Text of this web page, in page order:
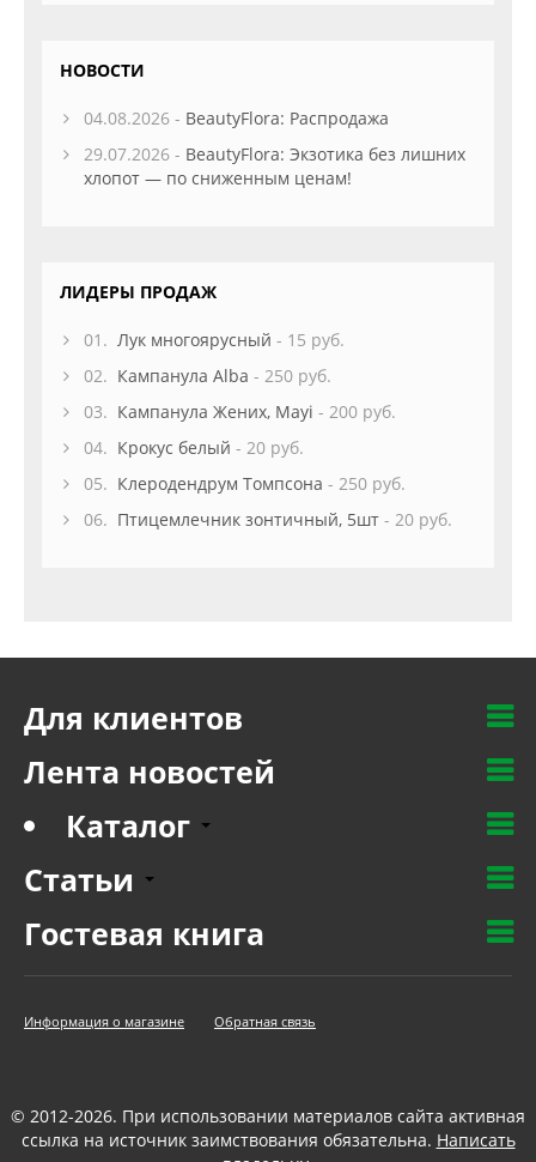
НОВОСТИ
04.08.2026 - BeautyFlora: Распродажа
29.07.2026 - BeautyFlora: Экзотика без лишних
хлопот — по сниженным ценам!
ЛИДЕРЫ ПРОДАЖ
01. Лук многоярусный - 15 руб.
02. Кампанула Alba - 250 руб.
03. Кампанула Жених, Mayi - 200 руб.
04. Крокус белый - 20 руб.
05. Клеродендрум Томпсона - 250 руб.
06. Птицемлечник зонтичный, 5шт - 20 руб.
Для клиентов
Лента новостей
Каталог
Статьи
Гостевая книга
Информация о магазине Обратная связь
© 2012-2026. При использовании материалов сайта активная
ссылка на источник заимствования обязательна. Написать